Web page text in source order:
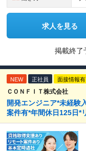
求人を見る
掲載終了
NEW 正社員 面接情報有
ＣＯＮＦＩＴ株式会社
開発エンジニア*未経験
案件有*年間休日125日*